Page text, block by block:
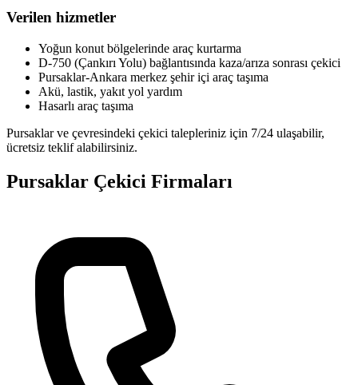
Verilen hizmetler
Yoğun konut bölgelerinde araç kurtarma
D-750 (Çankırı Yolu) bağlantısında kaza/arıza sonrası çekici
Pursaklar-Ankara merkez şehir içi araç taşıma
Akü, lastik, yakıt yol yardım
Hasarlı araç taşıma
Pursaklar ve çevresindeki çekici talepleriniz için 7/24 ulaşabilir,
ücretsiz teklif alabilirsiniz.
Pursaklar Çekici Firmaları